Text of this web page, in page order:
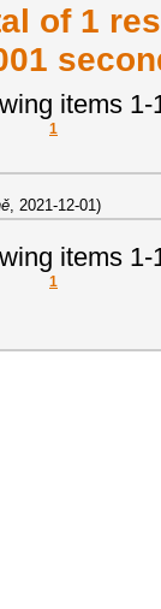
of 1
items 1-
1
, 2021-12-01)
items 1-
1